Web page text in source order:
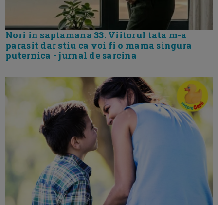
Nori in saptamana 33. Viitorul tata m-a
parasit dar stiu ca voi fi o mama singura
puternica - jurnal de sarcina